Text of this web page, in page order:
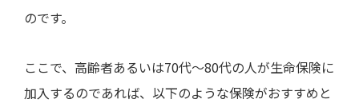
のです。
ここで、高齢者あるいは70代～80代の人が生命保険に
加入するのであれば、以下のような保険がおすすめと